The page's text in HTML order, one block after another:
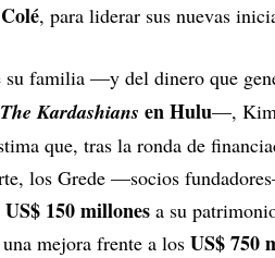
, para liderar sus nuevas
su familia —y del dinero que
The Kardashians en Hulu—, Kim
que, tras la ronda de
los Grede —socios
US$ 150 millones a su
mejora frente a los US$ 750